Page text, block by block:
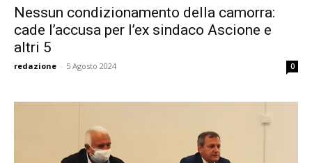
Nessun condizionamento della camorra:
cade l’accusa per l’ex sindaco Ascione e
altri 5
redazione - 5 Agosto 2024 0